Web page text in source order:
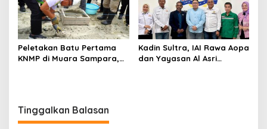
Peletakan Batu Pertama
KNMP di Muara Sampara,
Kadin Sultra, IAI Rawa Aopa
dan Yayasan Al Asri
Tinggalkan Balasan